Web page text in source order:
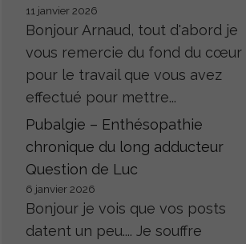
11 janvier 2026
Bonjour Arnaud, tout d'abord je
vous remercie du fond du cœur
pour le travail que vous avez
effectué pour mettre...
Pubalgie – Enthésopathie
chronique du long adducteur
Question de Luc
6 janvier 2026
Bonjour je vois que vos posts
datent un peu.... Je souffre